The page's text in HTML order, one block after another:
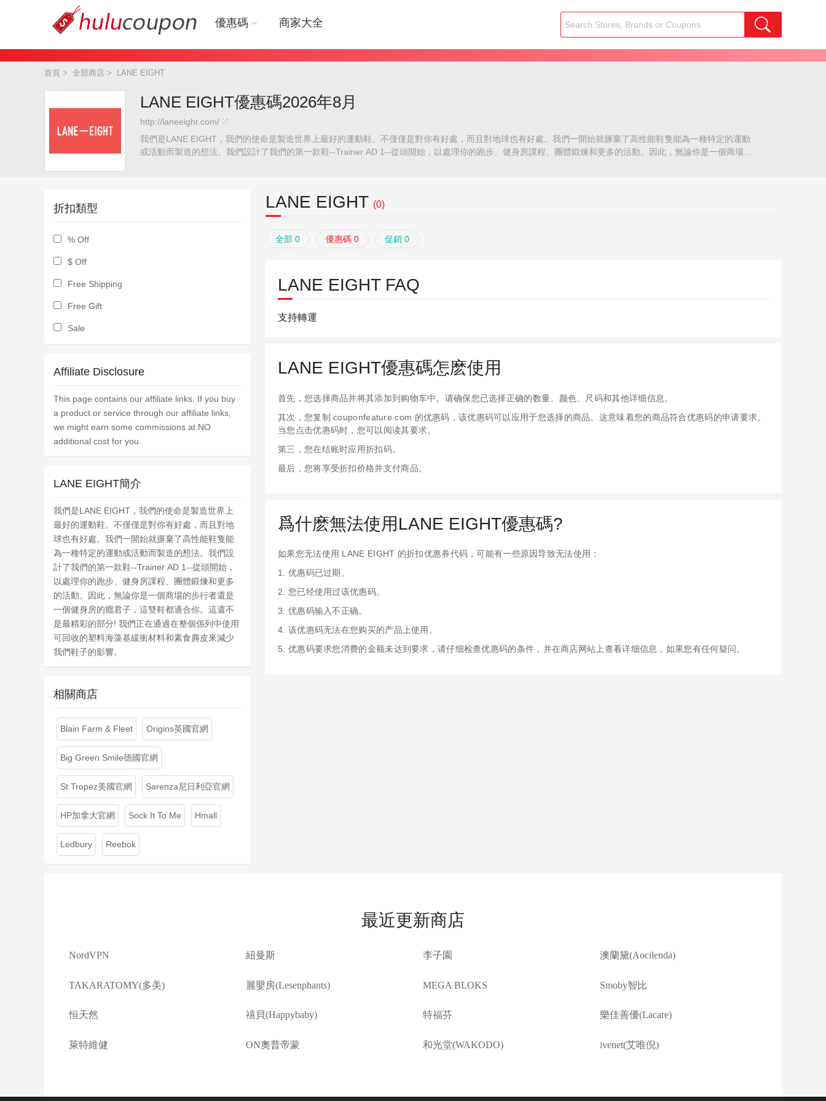
優惠碼 商家大全
首頁 > 全部商店 > LANE EIGHT
LANE EIGHT優惠碼2026年8月
http://laneeight.com/
我們是LANE EIGHT，我們的使命是製造世界上最好的運動鞋。不僅僅是對你有好處，而且對地球也有好處。我們一開始就摒棄了高性能鞋隻能為一種特定的運動
或活動而製造的想法。我們設計了我們的第一款鞋--Trainer AD 1--從頭開始，以處理你的跑步、健身房課程、團體鍛煉和更多的活動。因此，無論你是一個商場的
LANE EIGHT (0)
全部 0 優惠碼 0 促銷 0
LANE EIGHT FAQ
支持轉運
LANE EIGHT優惠碼怎麽使用
首先，您选择商品并将其添加到购物车中。请确保您已选择正确的数量、颜色、尺码和其他详细信息。
其次，您复制 couponfeature.com 的优惠码，该优惠码可以应用于您选择的商品。这意味着您的商品符合优惠码的申请要求。
当您点击优惠码时，您可以阅读其要求。
第三，您在结账时应用折扣码。
最后，您将享受折扣价格并支付商品。
爲什麽無法使用LANE EIGHT優惠碼?
如果您无法使用 LANE EIGHT 的折扣优惠券代码，可能有一些原因导致无法使用：
1. 优惠码已过期。
2. 您已经使用过该优惠码。
3. 优惠码输入不正确。
4. 该优惠码无法在您购买的产品上使用。
5. 优惠码要求您消费的金额未达到要求，请仔细检查优惠码的条件，并在商店网站上查看详细信息，如果您有任何疑问。
折扣類型
% Off
$ Off
Free Shipping
Free Gift
Sale
Affiliate Disclosure
This page contains our affiliate links. If you buy
a product or service through our affiliate links,
we might earn some commissions at NO
additional cost for you.
LANE EIGHT簡介
我們是LANE EIGHT，我們的使命是製造世界上
最好的運動鞋。不僅僅是對你有好處，而且對地
球也有好處。我們一開始就摒棄了高性能鞋隻能
為一種特定的運動或活動而製造的想法。我們設
計了我們的第一款鞋--Trainer AD 1--從頭開始，
以處理你的跑步、健身房課程、團體鍛煉和更多
的活動。因此，無論你是一個商場的步行者還是
一個健身房的癮君子，這雙鞋都適合你。這還不
是最精彩的部分! 我們正在通過在整個係列中使用
可回收的塑料海藻基緩衝材料和素食麂皮來減少
我們鞋子的影響。
相關商店
Blain Farm & Fleet Origins英國官網
Big Green Smile德國官網
St Tropez美國官網 Sarenza尼日利亞官網
HP加拿大官網 Sock It To Me Hmall
Ledbury Reebok
最近更新商店
NordVPN 紐曼斯 李子園 澳蘭黛(Aocilenda)
TAKARATOMY(多美) 麗嬰房(Lesenphants) MEGA BLOKS Smoby智比
恒天然 禧貝(Happybaby) 特福芬 樂佳善優(Lacare)
萊特維健 ON奧普帝蒙 和光堂(WAKODO) ivenet(艾唯倪)